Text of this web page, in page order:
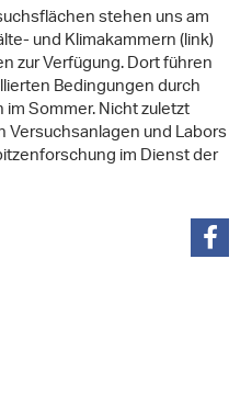
stehen uns am
und Klimakammern (link)
zur Verfügung. Dort führen
Bedingungen durch
Sommer. Nicht zuletzt
und Labors
im Dienst der